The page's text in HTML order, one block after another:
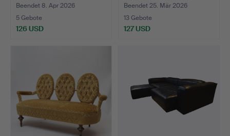
Beendet 8. Apr 2026
5 Gebote
126 USD
Beendet 25. Mär 2026
13 Gebote
127 USD